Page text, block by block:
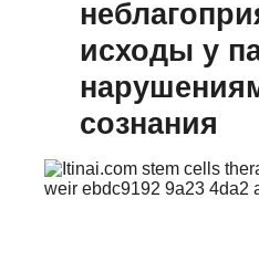
исходы у
сознания